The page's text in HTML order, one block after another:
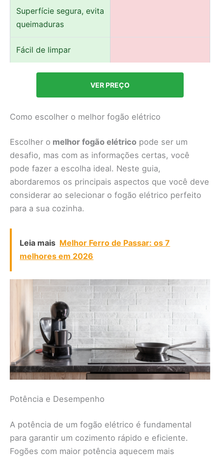
Superfície segura, evita
queimaduras
Fácil de limpar
VER PREÇO
Como escolher o melhor fogão elétrico
Escolher o melhor fogão elétrico pode ser um
desafio, mas com as informações certas, você
pode fazer a escolha ideal. Neste guia,
abordaremos os principais aspectos que você deve
considerar ao selecionar o fogão elétrico perfeito
para a sua cozinha.
Leia mais Melhor Ferro de Passar: os 7
melhores em 2026
Potência e Desempenho
A potência de um fogão elétrico é fundamental
para garantir um cozimento rápido e eficiente.
Fogões com maior potência aquecem mais